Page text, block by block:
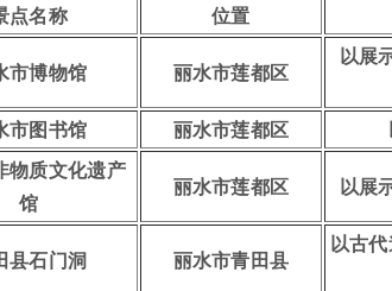
点名称 位置
市博物馆 丽水市莲都区
以展
市图书馆
丽水市莲都区
物质文化遗产
馆
丽水市莲都区 以展
县石门洞 丽水市青田县
以古